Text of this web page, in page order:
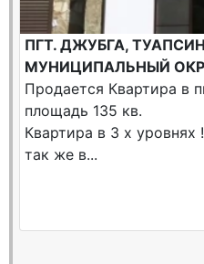
ПГТ. ДЖУБГА,
МУНИЦИПАЛЬНЫЙ
Продается Квартира в
площадь 135 кв.
Квартира в 3 х
так же в...